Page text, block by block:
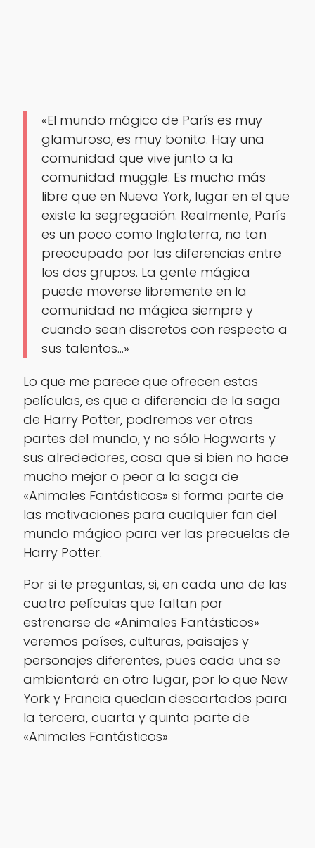
«El mundo mágico de París es muy
glamuroso, es muy bonito. Hay una
comunidad que vive junto a la
comunidad muggle. Es mucho más
libre que en Nueva York, lugar en el que
existe la segregación. Realmente, París
es un poco como Inglaterra, no tan
preocupada por las diferencias entre
los dos grupos. La gente mágica
puede moverse libremente en la
comunidad no mágica siempre y
cuando sean discretos con respecto a
sus talentos…»
Lo que me parece que ofrecen estas
películas, es que a diferencia de la saga
de Harry Potter, podremos ver otras
partes del mundo, y no sólo Hogwarts y
sus alrededores, cosa que si bien no hace
mucho mejor o peor a la saga de
«Animales Fantásticos» si forma parte de
las motivaciones para cualquier fan del
mundo mágico para ver las precuelas de
Harry Potter.
Por si te preguntas, si, en cada una de las
cuatro películas que faltan por
estrenarse de «Animales Fantásticos»
veremos países, culturas, paisajes y
personajes diferentes, pues cada una se
ambientará en otro lugar, por lo que New
York y Francia quedan descartados para
la tercera, cuarta y quinta parte de
«Animales Fantásticos»